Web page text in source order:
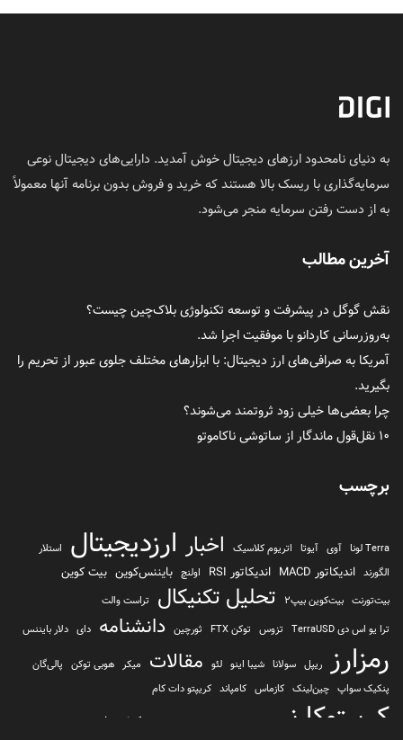
به دنیای نامحدود ارزهای دیجیتال خوش آمدید. دارایی‌های دیجیتال نوعی
سرمایه‌گذاری با ریسک بالا هستند که خرید و فروش بدون برنامه آنها معمولاً
به از دست رفتن سرمایه منجر می‌شود.
آخرین مطالب
نقش گوگل در پیشرفت و توسعه تکنولوژی بلاک‌چین چیست؟
به‌روزرسانی کاردانو با موفقیت اجرا شد.
آمریکا به صرافی‌های ارز دیجیتال: با ابزارهای مختلف جلوی عبور از تحریم را
بگیرید.
چرا بعضی‌ها خیلی زود ثروتمند می‌شوند؟
۱۰ نقل‌قول ماندگار از ساتوشی ناکاموتو
برچسب
Terra لونا آوی آیوتا اتریوم کلاسیک اخبار ارزدیجیتال
استلار
الگورند اندیکاتور MACD اندیکاتور RSI اولنچ بایننس‌کوین بیت کوین
بیت‌تورنت بیت‌کوین بیپ2 تحلیل تکنیکال
تراست والت
ترا یو اس دی TerraUSD
تزوس توکن FTX ثورچین دانشنامه دای دلار بایننس
رمزارز ریپل سولانا شیبا اینو لئو مقالات میکر هوبی توکن پالی‌گان
پنکیک سواپ چین‌لینک کازماس کامپاند کریپتو دات کام
کریپتوکارنسی کیف پول